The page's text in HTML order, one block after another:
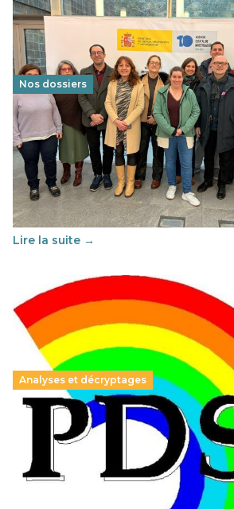
Nos dossiers
Éducation au vivre-ensemble :
franco-espagnol pour changer
29 juin 2026-National
Cette année, l'UNSA Éducation a mené
soutenu par l'union Européenne et
au vivre-ensemble : quelles différences
Lire la suite →
Analyses et décryptages
Hongrie : du changement pour
éducatives, aussi !
25 juin 2026
En Hongrie, le conservateur Peter
Tisza "Respect et liberté" ont remporté